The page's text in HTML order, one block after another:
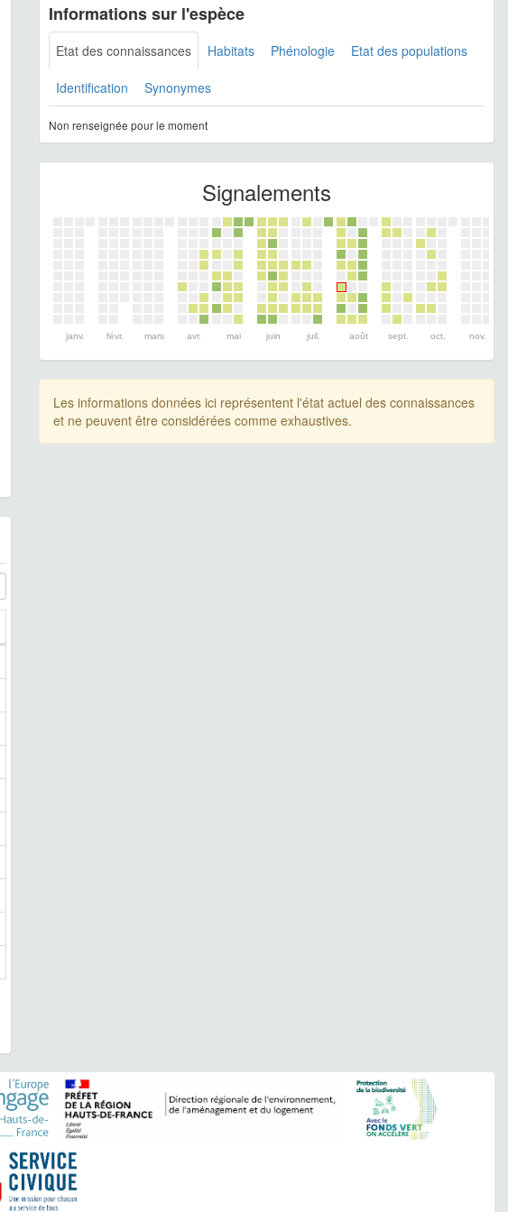
Informations sur l'espèce
Etat des connaissances Habitats Phénologie Etat des populations
Identification Synonymes
Non renseignée pour le moment
Signalements
janv. févr. mars avr. mai juin juil. août sept. oct. nov.
Les informations données ici représentent l'état actuel des connaissances
et ne peuvent être considérées comme exhaustives.